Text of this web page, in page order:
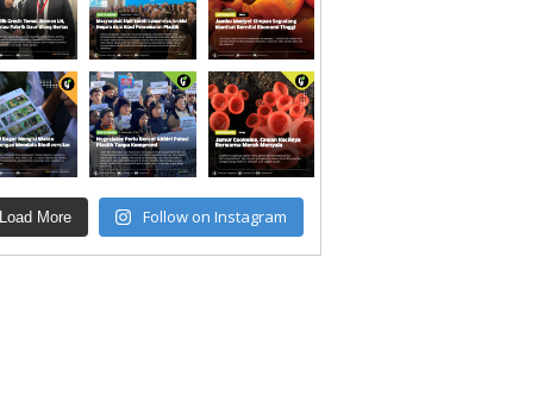
Load More Follow on Instagram